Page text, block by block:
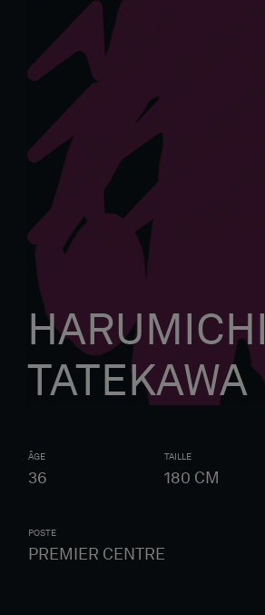
HARUMICHI
TATEKAWA
ÂGE
36
TAILLE
180 CM
POSTE
PREMIER CENTRE